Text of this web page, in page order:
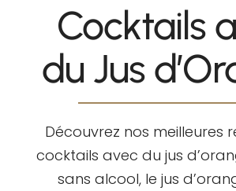
Cocktails
du Jus
Découvrez nos meilleures
cocktails avec du jus
sans alcool, le jus